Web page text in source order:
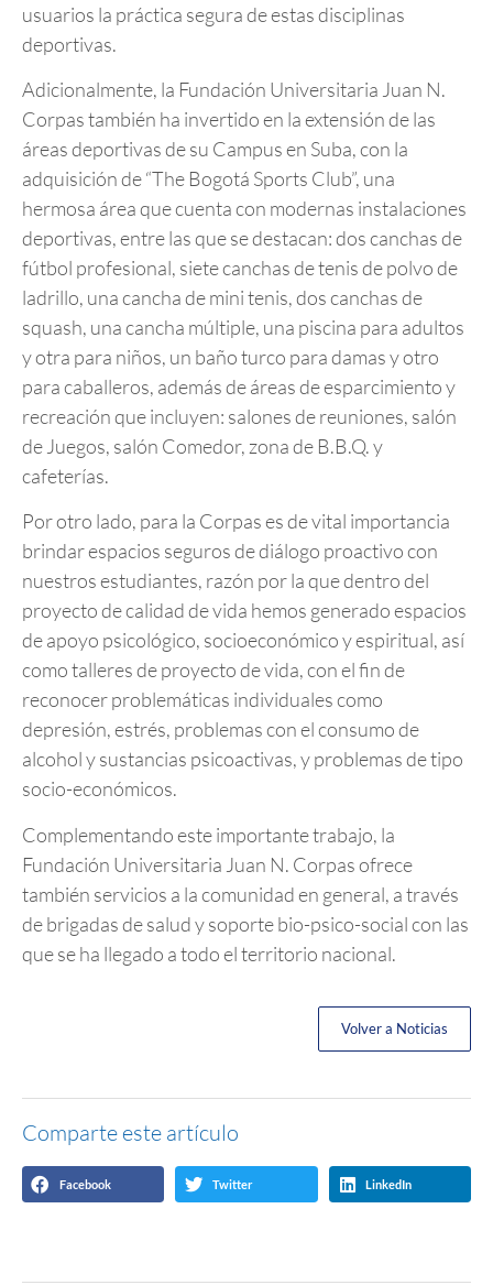
usuarios la práctica segura de estas disciplinas
deportivas.
Adicionalmente, la Fundación Universitaria Juan N.
Corpas también ha invertido en la extensión de las
áreas deportivas de su Campus en Suba, con la
adquisición de “The Bogotá Sports Club”, una
hermosa área que cuenta con modernas instalaciones
deportivas, entre las que se destacan: dos canchas de
fútbol profesional, siete canchas de tenis de polvo de
ladrillo, una cancha de mini tenis, dos canchas de
squash, una cancha múltiple, una piscina para adultos
y otra para niños, un baño turco para damas y otro
para caballeros, además de áreas de esparcimiento y
recreación que incluyen: salones de reuniones, salón
de Juegos, salón Comedor, zona de B.B.Q. y
cafeterías.
Por otro lado, para la Corpas es de vital importancia
brindar espacios seguros de diálogo proactivo con
nuestros estudiantes, razón por la que dentro del
proyecto de calidad de vida hemos generado espacios
de apoyo psicológico, socioeconómico y espiritual, así
como talleres de proyecto de vida, con el fin de
reconocer problemáticas individuales como
depresión, estrés, problemas con el consumo de
alcohol y sustancias psicoactivas, y problemas de tipo
socio-económicos.
Complementando este importante trabajo, la
Fundación Universitaria Juan N. Corpas ofrece
también servicios a la comunidad en general, a través
de brigadas de salud y soporte bio-psico-social con las
que se ha llegado a todo el territorio nacional.
Volver a Noticias
Comparte este artículo
Facebook Twitter LinkedIn